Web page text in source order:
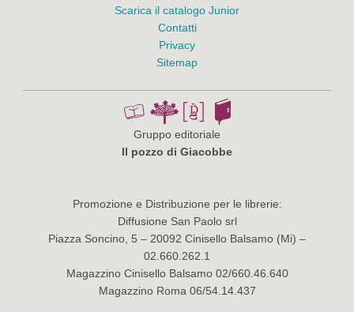
Scarica il catalogo Junior
Contatti
Privacy
Sitemap
Gruppo editoriale
Il pozzo di Giacobbe
Promozione e Distribuzione per le librerie:
Diffusione San Paolo srl
Piazza Soncino, 5 – 20092 Cinisello Balsamo (Mi) –
02.660.262.1
Magazzino Cinisello Balsamo 02/660.46.640
Magazzino Roma 06/54.14.437